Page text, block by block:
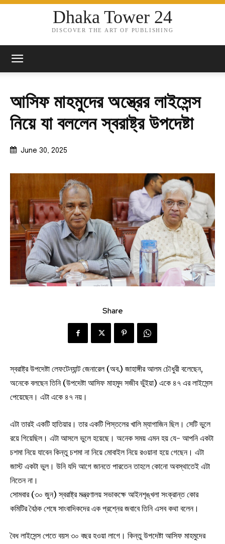
Dhaka Tower 24
DISCOVER THE ART OF PUBLISHING
আসিফ মাহমুদের অস্ত্রের লাইসেন্স
নিয়ে যা বললেন স্বরাষ্ট্র উপদেষ্টা
June 30, 2025
Share
স্বরাষ্ট্র উপদেষ্টা লেফটেন্যান্ট জেনারেল (অব.) জাহাঙ্গীর আলম চৌধুরী বলেছেন,
অনেকে বলছেন তিনি (উপদেষ্টা আসিফ মাহমুদ সজীব ভুঁইয়া) একে ৪৭ এর লাইসেন্স
পেয়েছেন। এটা একে ৪৭ নয়।
এটা তারই একটি হাতিয়ার। তার একটি পিস্তলের খালি ম্যাগাজিন ছিল। সেটি ভুলে
রয়ে গিয়েছিল। এটা আসলে ভুলে হয়েছে। অনেক সময় এমন হয় যে- আপনি একটা
চশমা নিয়ে যাবেন কিন্তু চশমা না নিয়ে মোবাইল নিয়ে রওয়ানা হয়ে গেছেন। এটা
জাস্ট একটা ভুল। উনি যদি আগে জানতে পারতেন তাহলে কোনো অবস্থাতেই এটা
নিতেন না।
সোমবার (৩০ জুন) স্বরাষ্ট্র মন্ত্রণালয় সভাকক্ষে আইনশৃঙ্খলা সংক্রান্ত কোর
কমিটির বৈঠক শেষে সাংবাদিকদের এক প্রশ্নের জবাবে তিনি এসব কথা বলেন।
বৈধ লাইসেন্স পেতে বয়স ৩০ বছর হওয়া লাগে। কিন্তু উপদেষ্টা আসিফ মাহমুদের